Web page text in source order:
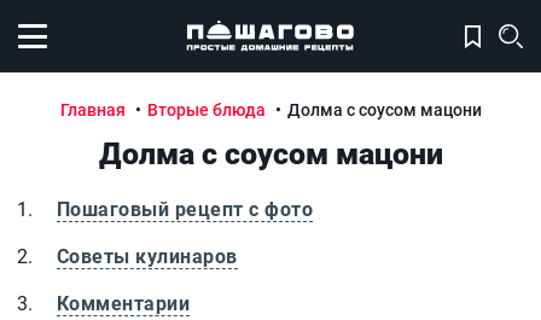
Открыть меню
Главная Вторые блюда Долма с соусом мацони
Долма с соусом мацони
Пошаговый рецепт с фото
Советы кулинаров
Комментарии